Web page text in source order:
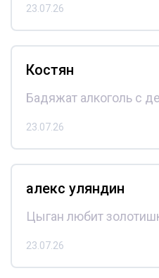
23.07.26
Костян
Бадяжат алкоголь с
23.07.26
алекс уляндин
Цыган любит
23.07.26